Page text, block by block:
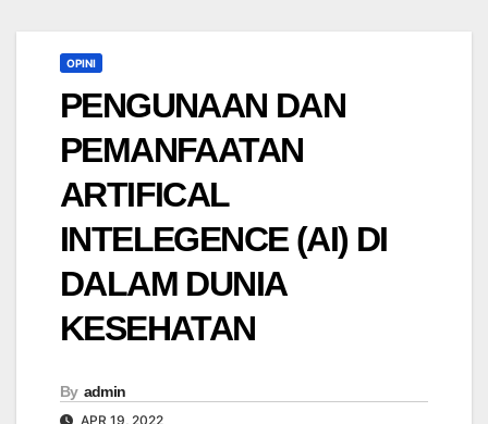
OPINI
PENGUNAAN DAN
PEMANFAATAN
ARTIFICAL
INTELEGENCE (AI) DI
DALAM DUNIA
KESEHATAN
By admin
APR 19, 2022